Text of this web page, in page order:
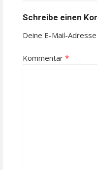
Schreibe einen
Deine E-Mail-
Kommentar *